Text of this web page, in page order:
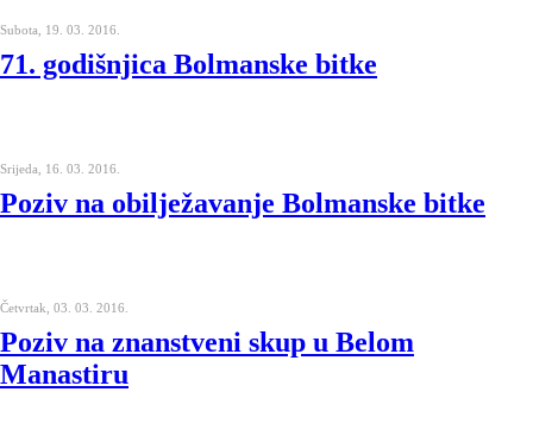
Subota, 19. 03. 2016.
71. godišnjica Bolmanske bitke
Srijeda, 16. 03. 2016.
Poziv na obilježavanje Bolmanske bitke
Četvrtak, 03. 03. 2016.
Poziv na znanstveni skup u Belom
Manastiru